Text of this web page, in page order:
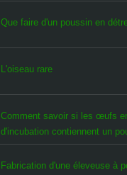
Que faire d'un poussin en
L'oiseau rare
Comment savoir si les œufs
d'incubation contiennent un
Fabrication d'une éleveuse à